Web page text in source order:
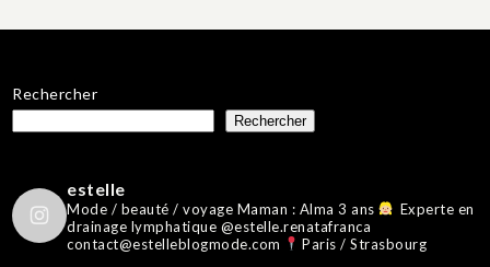
Rechercher
Rechercher
estelle
Mode / beauté / voyage Maman : Alma 3 ans
Experte en
drainage lymphatique @estelle.renatafranca
contact@estelleblogmode.com
Paris / Strasbourg